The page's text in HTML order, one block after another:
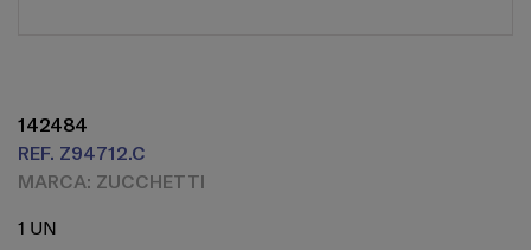
142484
REF. Z94712.C
MARCA: ZUCCHETTI
1 UN